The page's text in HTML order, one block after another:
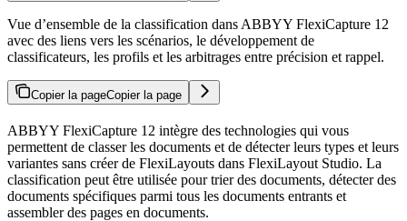
Vue d’ensemble de la classification dans ABBYY FlexiCapture 12
avec des liens vers les scénarios, le développement de
classificateurs, les profils et les arbitrages entre précision et rappel.
Copier la pageCopier la page
ABBYY FlexiCapture 12 intègre des technologies qui vous
permettent de classer les documents et de détecter leurs types et leurs
variantes sans créer de FlexiLayouts dans FlexiLayout Studio. La
classification peut être utilisée pour trier des documents, détecter des
documents spécifiques parmi tous les documents entrants et
assembler des pages en documents.